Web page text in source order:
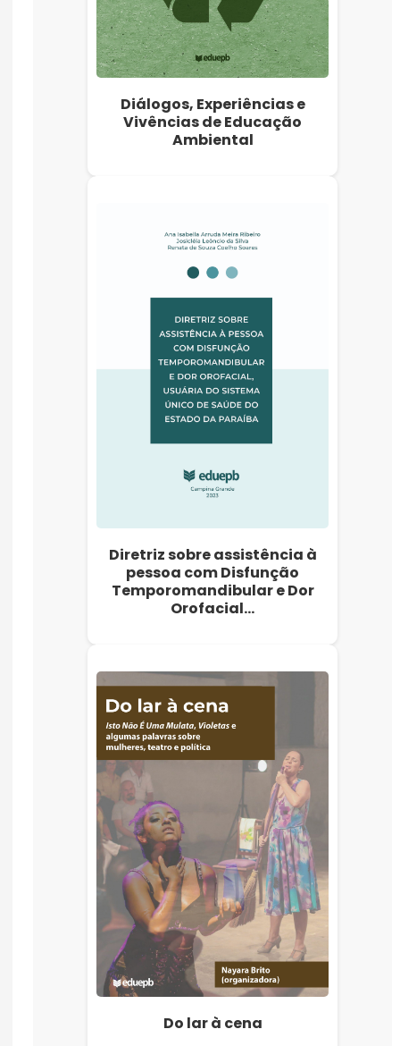
Diálogos, Experiências e
Vivências de Educação
Ambiental
Diretriz sobre assistência à
pessoa com Disfunção
Temporomandibular e Dor
Orofacial…
Do lar à cena